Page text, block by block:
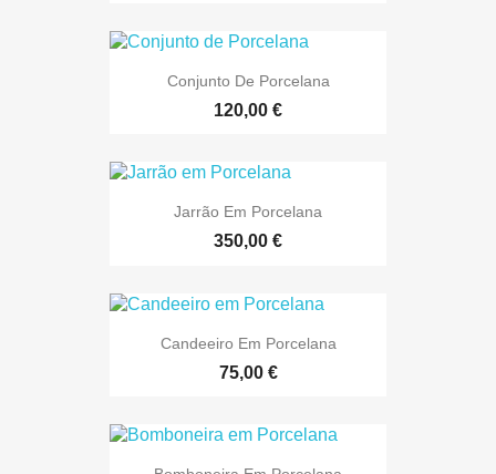
Conjunto De Porcelana
120,00 €
Jarrão Em Porcelana
350,00 €
Candeeiro Em Porcelana
75,00 €